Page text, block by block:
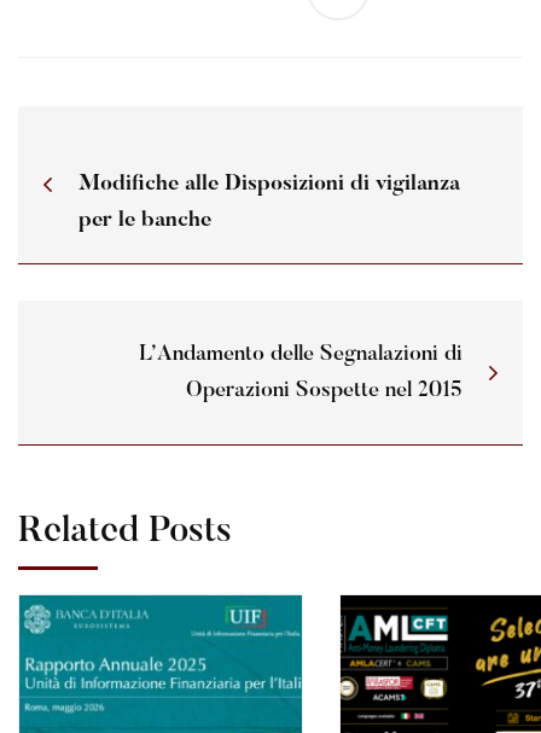
Modifiche alle Disposizioni di vigilanza
per le banche
L’Andamento delle Segnalazioni di
Operazioni Sospette nel 2015
Related Posts